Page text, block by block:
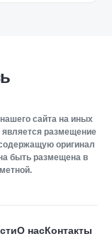
сайта на иных
размещение
оригинал
быть размещена в
О насКонтакты